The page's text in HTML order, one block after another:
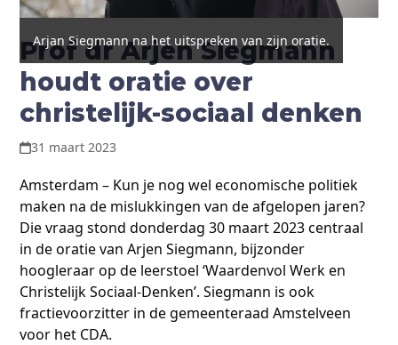
Arjan Siegmann na het uitspreken van zijn oratie.
Prof dr Arjen Siegmann
houdt oratie over
christelijk-sociaal denken
31 maart 2023
Amsterdam – Kun je nog wel economische politiek
maken na de mislukkingen van de afgelopen jaren?
Die vraag stond donderdag 30 maart 2023 centraal
in de oratie van Arjen Siegmann, bijzonder
hoogleraar op de leerstoel ‘Waardenvol Werk en
Christelijk Sociaal-Denken’. Siegmann is ook
fractievoorzitter in de gemeenteraad Amstelveen
voor het CDA.